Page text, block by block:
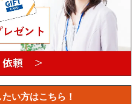
い方はこちら！